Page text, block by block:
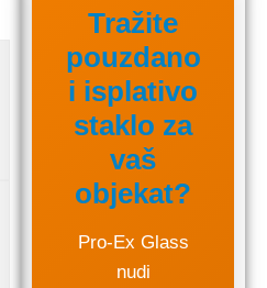
Tražite
pouzdano
i isplativo
staklo za
vaš
objekat?
Pro-Ex Glass
nudi